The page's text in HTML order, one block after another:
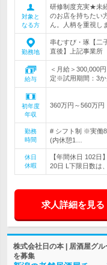
対象と
なる方
研修制度充実★未
のお店を持ちたい
ん。人柄を重視し
勤務地
串むすび・琢【二
直後】上記事業所
給与
＜月給＞300,000
定※試用期間：3か
初年度
年収
360万円～560万円
勤務
時間
# シフト制 ※実働8
(内休憩1…
休日
休暇
【年間休日 102日
20日 L下限日数は
求人詳細を見る
株式会社日の本 | 居酒屋グ
を募集